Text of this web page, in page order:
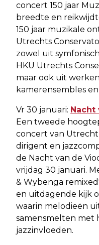
concert 150 jaar
breedte en
150 jaar muzikale
Utrechts
zowel uit
HKU Utrechts
maar ook uit
kamerensembles
Vr 30 januari: Nacht
Een tweede
concert van Utrecht
dirigent en
de Nacht van de
vrijdag 30 januari.
& Wybenga
en uitdagende kijk
waarin melodieën
samensmelten met
jazzinvloeden.